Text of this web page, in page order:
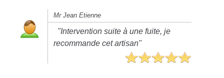
Mr Jean Etienne
"Intervention suite à une fuite, je
recommande cet artisan"